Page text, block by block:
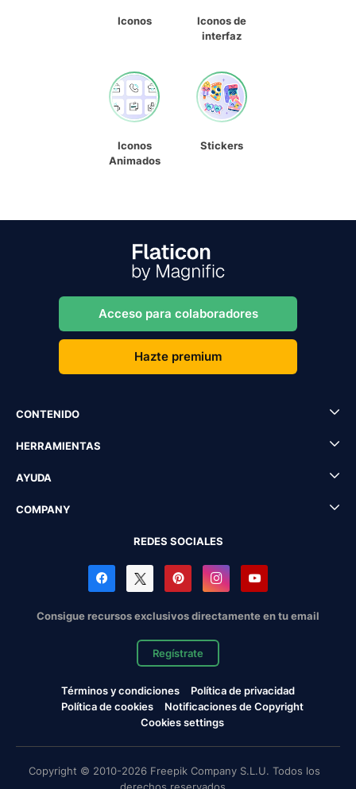
Iconos
Iconos de
interfaz
Iconos
Animados
Stickers
Acceso para colaboradores
Hazte premium
CONTENIDO
HERRAMIENTAS
AYUDA
COMPANY
REDES SOCIALES
Consigue recursos exclusivos directamente en tu email
Regístrate
Términos y condiciones
Política de privacidad
Política de cookies
Notificaciones de Copyright
Cookies settings
Copyright © 2010-2026 Freepik Company S.L.U. Todos los